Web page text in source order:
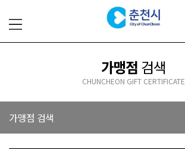
가맹점 검색
CHUNCHEON GIFT CERTIFICATE
가맹점 검색